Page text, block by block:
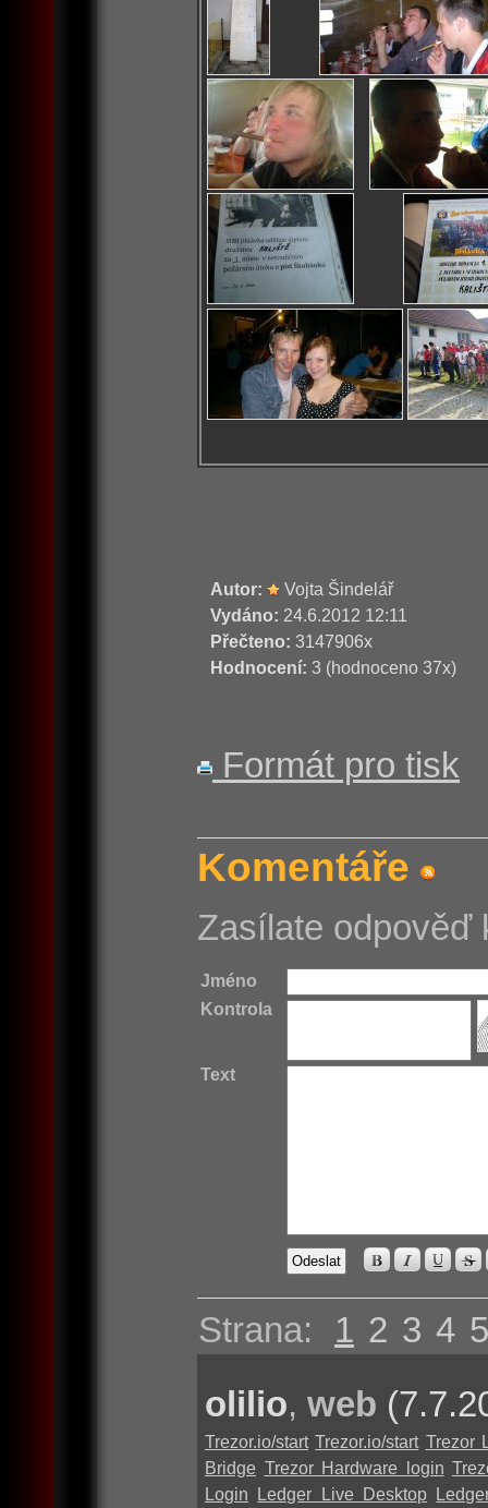
Autor:
Vojta Šindelář
Vydáno: 24.6.2012 12:11
Přečteno: 3147906x
Hodnocení: 3 (hodnoceno 37x)
Formát pro tisk
Komentáře
Zasílate odpověď
Jméno
Kontrola
Text
Strana: 1 2 3 4 5
olilio, web
Trezor.io/start Trezor.io/start Trezor
Bridge Trezor Hardware login
Login
Ledger Live Desktop